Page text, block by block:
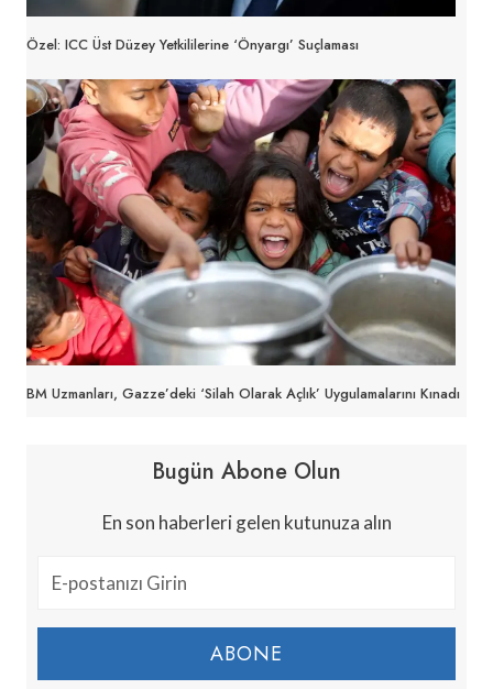
Özel: ICC Üst Düzey Yetkililerine ‘önyargı’ Suçlaması
BM Uzmanları, Gazze’deki ‘silah Olarak Açlık’ Uygulamalarını Kınadı
Bugün Abone Olun
En son haberleri gelen kutunuza alın
ABONE